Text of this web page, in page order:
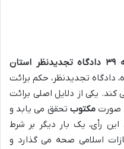
رأی شماره ۹۳۰۹۹۷۰۲۲۳۹۰۰۰۱۱ شعبه ۳۹ دادگاه تجدیدنظر استان
دادگاه تجدیدنظر، حکم برائت
کند. یکی از دلایل اصلی برائت
صورتمکتوب تحقق می یابد و
رأی، یک بار دیگر بر شرط
۶۹۸ قانون مجازات اسلامی صحه می گذارد و